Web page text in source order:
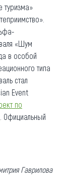
туризма»
«Шум
в особой
типа
стал
Event
по
. Официальный
Гаврилова